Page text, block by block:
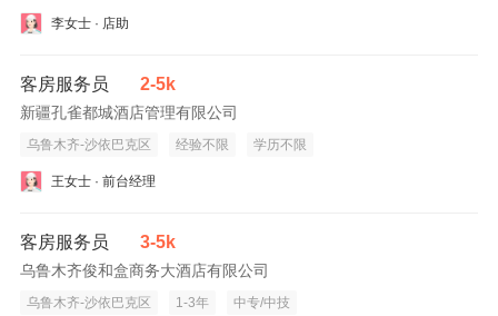
李女士 · 店助
客房服务员 2-5k
新疆孔雀都城酒店管理有限公司
乌鲁木齐-沙依巴克区 经验不限 学历不限
王女士 · 前台经理
客房服务员 3-5k
乌鲁木齐俊和盒商务大酒店有限公司
乌鲁木齐-沙依巴克区 1-3年 中专/中技